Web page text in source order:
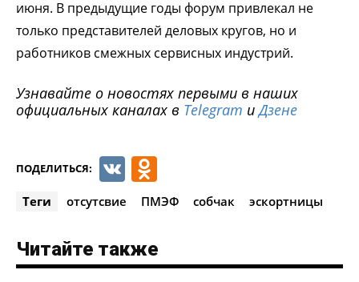
июня. В предыдущие годы форум привлекал не
только представителей деловых кругов, но и
работников смежных сервисных индустрий.
Узнавайте о новостях первыми в наших
официальных каналах в Telegram иДзене
ПОДЕЛИТЬСЯ: VK
Теги отсутсвие ПМЭФ собчак эскортницы
Читайте также